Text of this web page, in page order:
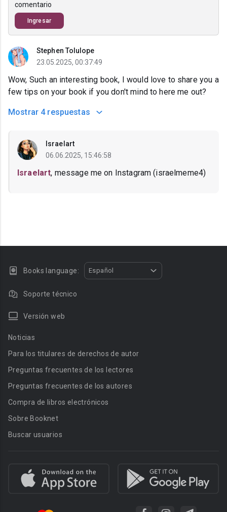
comentario
Ingresar
Stephen Tolulope
23.05.2025, 00:37:49
Wow, Such an interesting book, I would love to share you a
few tips on your book if you don't mind to here me out?
Mostrar 4 respuestas
Israelart
06.06.2025, 15:46:58
Israelart, message me on Instagram (israelmeme4)
Books language: Español
Soporte técnico
Versión web
Noticias
Para los titulares de derechos de autor
Preguntas frecuentes de los lectores
Preguntas frecuentes de los autores
Compra de libros electrónicos
Sobre Booknet
Buscar usuarios